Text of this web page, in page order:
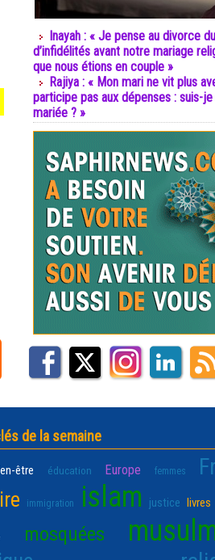
Inayah : « Je pense au divorce
d’infidélités avant notre mariage
que nous étions en couple »
Rajiya : « Mon mari ne vit plus
participe pas aux dépenses : suis-
mariée ? »
de la semaine
être éducation Europe femmes
immigration islam justice livres
mosquées